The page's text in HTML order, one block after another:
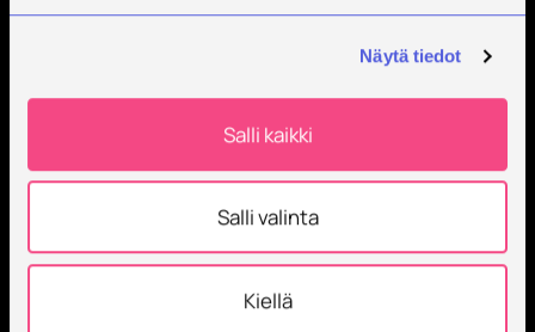
Näytä tiedot
Salli kaikki
Salli valinta
Kiellä
Savonia on kansainvälinen työelämäläheinen
korkeakoulu, joka kouluttaa, tutkii, kehittää ja
innovoi.